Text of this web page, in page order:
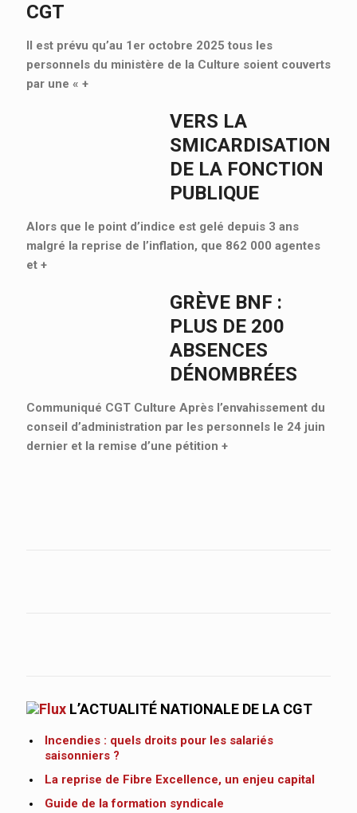
CGT
Il est prévu qu’au 1er octobre 2025 tous les
personnels du ministère de la Culture soient couverts
par une « +
VERS LA
SMICARDISATION
DE LA FONCTION
PUBLIQUE
Alors que le point d’indice est gelé depuis 3 ans
malgré la reprise de l’inflation, que 862 000 agentes
et +
GRÈVE BNF :
PLUS DE 200
ABSENCES
DÉNOMBRÉES
Communiqué CGT Culture Après l’envahissement du
conseil d’administration par les personnels le 24 juin
dernier et la remise d’une pétition +
L’ACTUALITÉ NATIONALE DE LA CGT
Incendies : quels droits pour les salariés
saisonniers ?
La reprise de Fibre Excellence, un enjeu capital
Guide de la formation syndicale